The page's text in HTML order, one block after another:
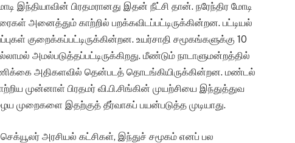
இந்தியாவின் பிரதமரானது இதன் நீட்சி தான். நரேந்திர மோடி
அனைத்தும் காற்றில் பறக்கவிடப்பட்டிருக்கின்றன. பட்டியல்
குறைக்கப்பட்டிருக்கின்றன. உயர்சாதி சமூகங்களுக்கு 10
அமல்படுத்தப்பட்டிருக்கிறது. மீண்டும் நாடாளுமன்றத்தில்
அதிகளவில் தென்படத் தொடங்கியிருக்கின்றன. மண்டல்
முன்னாள் பிரதமர் வி.பி.சிங்கின் முயற்சியை இந்துத்துவ
முறைகளை இதற்குத் தீர்வாகப் பயன்படுத்த முடியாது.
செக்யூலர் அரசியல் கட்சிகள், இந்துச் சமூகம் எனப் பல